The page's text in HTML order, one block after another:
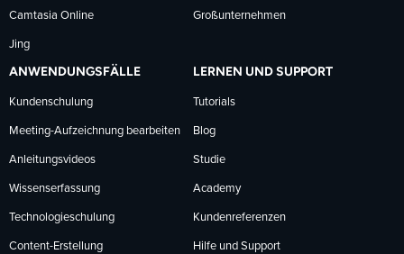
Camtasia Online
Jing
Großunternehmen
ANWENDUNGSFÄLLE
Kundenschulung
Meeting-Aufzeichnung bearbeiten
Anleitungsvideos
Wissenserfassung
Technologieschulung
Content-Erstellung
LERNEN UND SUPPORT
Tutorials
Blog
Studie
Academy
Kundenreferenzen
Hilfe und Support